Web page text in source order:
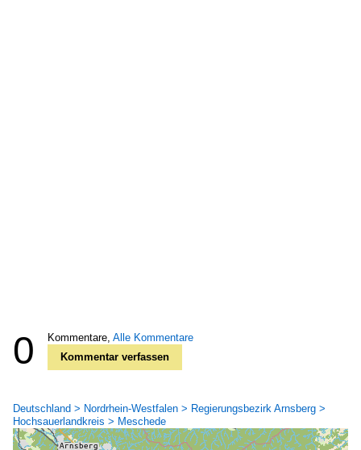
0 Kommentare, Alle Kommentare
Kommentar verfassen
Deutschland > Nordrhein-Westfalen > Regierungsbezirk Arnsberg >
Hochsauerlandkreis > Meschede